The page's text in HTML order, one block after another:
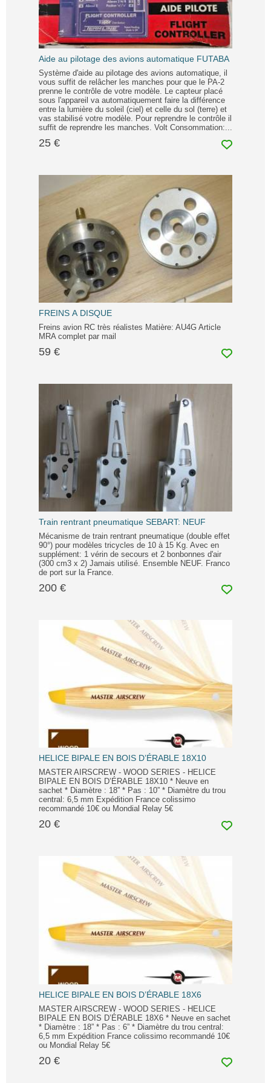
Aide au pilotage des avions automatique FUTABA
Système d'aide au pilotage des avions automatique, il
vous suffit de relâcher les manches pour que le PA-2
prenne le contrôle de votre modèle. Le capteur placé
sous l'appareil va automatiquement faire la différence
entre la lumière du soleil (ciel) et celle du sol (terre) et
vas stabilisé votre modèle. Pour reprendre le contrôle il
suffit de reprendre les manches. Volt Consommation:...
25 €
FREINS A DISQUE
Freins avion RC très réalistes Matière: AU4G Article
MRA complet par mail
59 €
Train rentrant pneumatique SEBART: NEUF
Mécanisme de train rentrant pneumatique (double effet
90°) pour modèles tricycles de 10 à 15 Kg. Avec en
supplément: 1 vérin de secours et 2 bonbonnes d'air
(300 cm3 x 2) Jamais utilisé. Ensemble NEUF. Franco
de port sur la France.
200 €
HELICE BIPALE EN BOIS D’ÉRABLE 18X10
MASTER AIRSCREW - WOOD SERIES - HELICE
BIPALE EN BOIS D’ÉRABLE 18X10 * Neuve en
sachet * Diamètre : 18” * Pas : 10” * Diamètre du trou
central: 6,5 mm Expédition France colissimo
recommandé 10€ ou Mondial Relay 5€
20 €
HELICE BIPALE EN BOIS D’ÉRABLE 18X6
MASTER AIRSCREW - WOOD SERIES - HELICE
BIPALE EN BOIS D’ÉRABLE 18X6 * Neuve en sachet
* Diamètre : 18” * Pas : 6” * Diamètre du trou central:
6,5 mm Expédition France colissimo recommandé 10€
ou Mondial Relay 5€
20 €